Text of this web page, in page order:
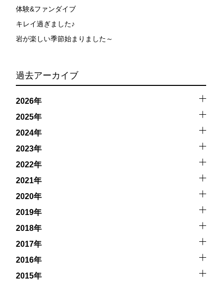
体験&ファンダイブ
キレイ過ぎました♪
岩が楽しい季節始まりました～
過去アーカイブ
2026年
2025年
2024年
2023年
2022年
2021年
2020年
2019年
2018年
2017年
2016年
2015年